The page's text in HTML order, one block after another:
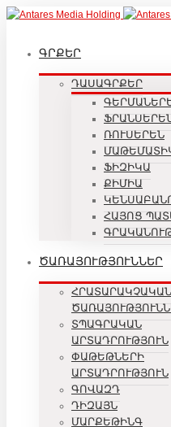
ԳՐՔԵՐ
ԴԱՍԱԳՐՔԵՐ
ՌՈՒՍԵՐԵՆ
ՖԻԶԻԿԱ
ՔԻՄԻԱ
ՀԱՅՈՑ
ԾԱՌԱՅՈՒԹՅՈՒՆՆԵՐ
ՀՐԱՏԱՐԱԿՉԱԿԱՆ
ՏՊԱԳՐԱԿԱՆ
ԱՐՏԱԴՐՈՒԹՅՈՒՆ
ՓԱԹԵԹՆԵՐԻ
ԱՐՏԱԴՐՈՒԹՅՈՒՆ
ԳՈՎԱԶԴ
ԴԻԶԱՅՆ
ՄԱՐՔԵԹԻՆԳ